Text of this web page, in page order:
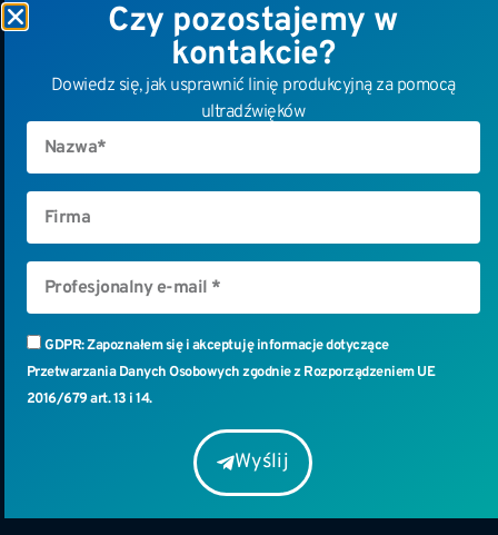
Czy pozostajemy w
kontakcie?
Dowiedz się, jak usprawnić linię produkcyjną za pomocą
ultradźwięków
GDPR: Zapoznałem się i akceptuję informacje dotyczące
Przetwarzania Danych Osobowych zgodnie z Rozporządzeniem UE
2016/679 art. 13 i 14.
Wyślij